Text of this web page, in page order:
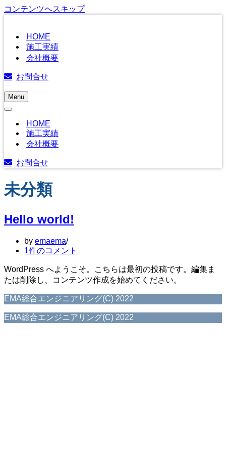
コンテンツへスキップ
HOME
施工実績
会社概要
お問合せ
Menu
ナ
ゲ
ー
ン
メ
ュ
ー
ナ
ョ
ン
ニ
ュ
HOME
施工実績
会社概要
お問合せ
未分類
Hello world!
by emaema
1件のコメント
WordPress へようこそ。こちらは最初の投稿です。編集ま
たは削除し、コンテンツ作成を始めてください。
EMA総合エンジニアリング(C) 2022
EMA総合エンジニアリング(C) 2022